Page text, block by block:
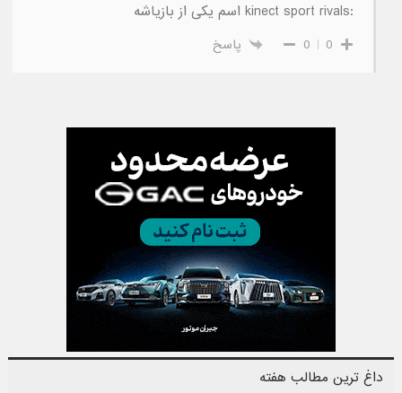
:kinect sport rivals اسم یکی از بازیاشه
0
0 پاسخ
داغ ترین مطالب هفته